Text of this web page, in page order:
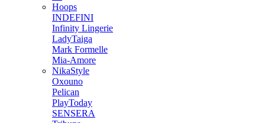
Hoops
INDEFINI
Infinity Lingerie
LadyTaiga
Mark Formelle
Mia-Amore
NikaStyle
Oxouno
Pelican
PlayToday
SENSERA